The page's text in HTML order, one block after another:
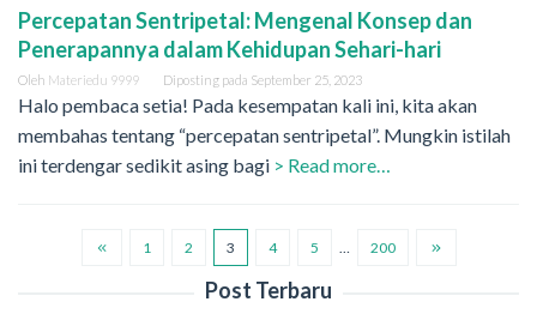
Percepatan Sentripetal: Mengenal Konsep dan
Penerapannya dalam Kehidupan Sehari-hari
Oleh Materiedu 9999 Diposting pada September 25, 2023
Halo pembaca setia! Pada kesempatan kali ini, kita akan
membahas tentang “percepatan sentripetal”. Mungkin istilah
ini terdengar sedikit asing bagi > Read more…
1 2 3 4 5 200
Post Terbaru